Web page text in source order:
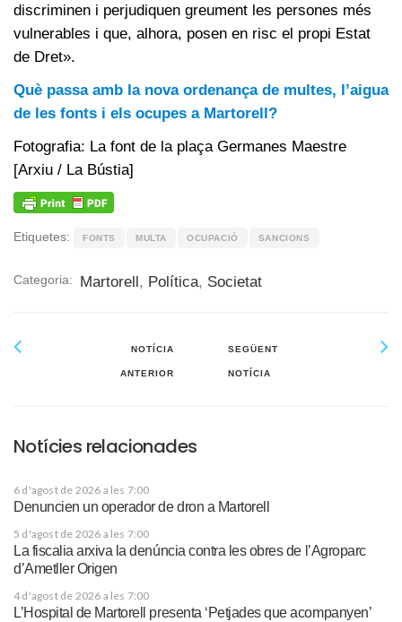
discriminen i perjudiquen greument les persones més
vulnerables i que, alhora, posen en risc el propi Estat
de Dret».
Què passa amb la nova ordenança de multes, l’aigua
de les fonts i els ocupes a Martorell?
Fotografia: La font de la plaça Germanes Maestre
[Arxiu / La Bústia]
Etiquetes: FONTS MULTA OCUPACIÓ SANCIONS
Categoria: Martorell, Política, Societat
NOTÍCIA
ANTERIOR
SEGÜENT
NOTÍCIA
Notícies relacionades
6 d'agost de 2026 a les 7:00
Denuncien un operador de dron a Martorell
5 d'agost de 2026 a les 7:00
La fiscalia arxiva la denúncia contra les obres de l’Agroparc
d’Ametller Origen
4 d'agost de 2026 a les 7:00
L’Hospital de Martorell presenta ‘Petjades que acompanyen’